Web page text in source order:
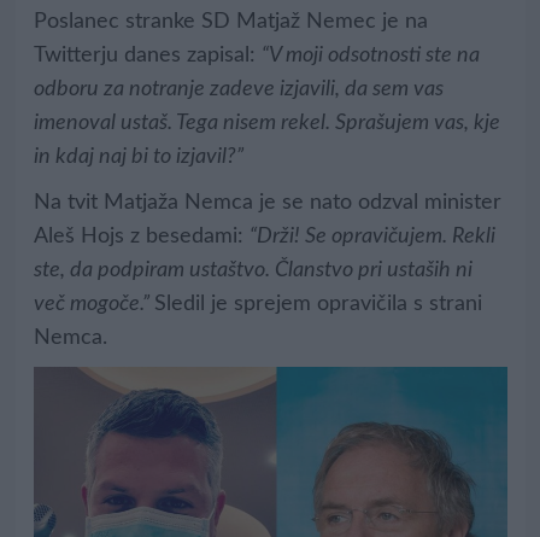
Poslanec stranke SD Matjaž Nemec je na
Twitterju danes zapisal: “V moji odsotnosti ste na
odboru za notranje zadeve izjavili, da sem vas
imenoval ustaš. Tega nisem rekel. Sprašujem vas, kje
in kdaj naj bi to izjavil?”
Na tvit Matjaža Nemca je se nato odzval minister
Aleš Hojs z besedami: “Drži! Se opravičujem. Rekli
ste, da podpiram ustaštvo. Članstvo pri ustaših ni
več mogoče.” Sledil je sprejem opravičila s strani
Nemca.